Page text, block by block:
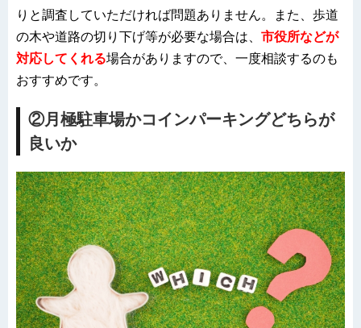
りと調査していただければ問題ありません。また、歩道
の木や道路の切り下げ等が必要な場合は、 市役所などが
対応してくれる場合がありますので、一度相談するのも
おすすめです。
②月極駐車場かコインパーキングどちらが
良いか